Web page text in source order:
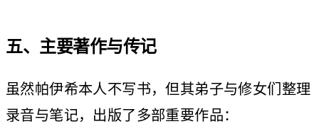
五、主要著作与传记
虽然帕伊希本人不写书，但其弟子与修女们整理
录音与笔记，出版了多部重要作品：